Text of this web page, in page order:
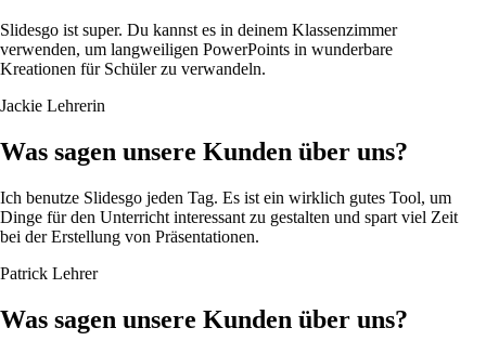
Slidesgo ist super. Du kannst es in deinem Klassenzimmer
verwenden, um langweiligen PowerPoints in wunderbare
Kreationen für Schüler zu verwandeln.
Jackie Lehrerin
Was sagen unsere Kunden über uns?
Ich benutze Slidesgo jeden Tag. Es ist ein wirklich gutes Tool, um
Dinge für den Unterricht interessant zu gestalten und spart viel Zeit
bei der Erstellung von Präsentationen.
Patrick Lehrer
Was sagen unsere Kunden über uns?